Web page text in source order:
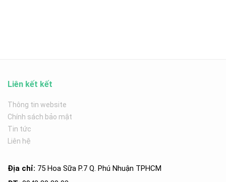
Liên kết kết
Thông tin website
Chính sách bảo mật
Tin tức
Liên hệ
Địa chỉ: 75 Hoa Sữa P.7 Q. Phú Nhuận TPHCM